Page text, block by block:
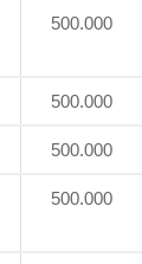
500.000
500.000
500.000
500.000